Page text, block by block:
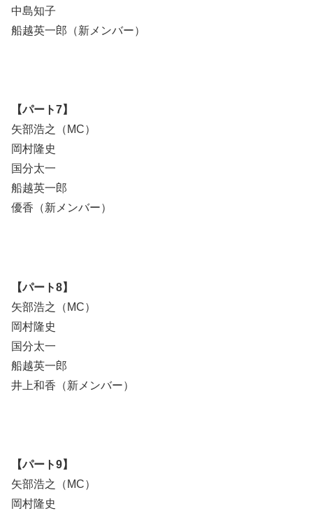
中島知子
船越英一郎（新メンバー）
【パート7】
矢部浩之（MC）
岡村隆史
国分太一
船越英一郎
優香（新メンバー）
【パート8】
矢部浩之（MC）
岡村隆史
国分太一
船越英一郎
井上和香（新メンバー）
【パート9】
矢部浩之（MC）
岡村隆史